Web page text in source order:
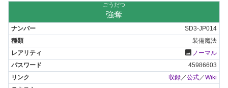
ごうだつ
強奪
SD3-JP014
装備魔法
photo ノーマル
45986603
収録／公式／Wiki